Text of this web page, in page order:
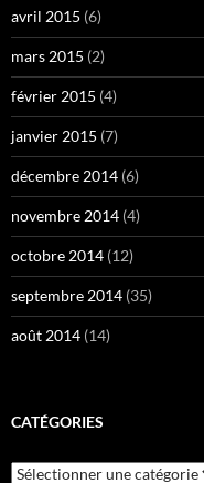
avril 2015 (6)
mars 2015 (2)
février 2015 (4)
janvier 2015 (7)
décembre 2014 (6)
novembre 2014 (4)
octobre 2014 (12)
septembre 2014 (35)
août 2014 (14)
CATÉGORIES
Catégories